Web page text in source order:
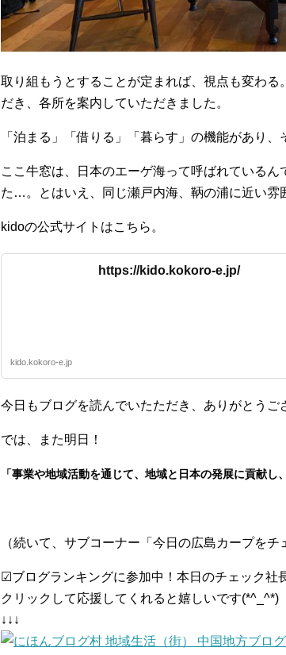
取り組もうとすることが定まれば、視点も変わ
だき、各所を案内していただきました。
「泊まる」「借りる」「暮らす」の機能があり、
ここ牛窓は、日本のエーゲ海って呼ばれている
た…。とはいえ、同じ瀬戸内海、鞆の浦に近い雰
kidoの公式サイトはこちら。
https://kido.kokoro-e.jp/
kido.kokoro-e.jp
今日もブログを読んでいたただき、ありがとうご
では、また明日！
「事業や地域活動を通じて、地域と日本の発展に貢献し
（続いて、サブコーナー「今日の広島カープをチ
☑ブログランキングに参加中！本日のチェック社
クリックして応援してくれると嬉しいです(*^_^*)
↓↓↓